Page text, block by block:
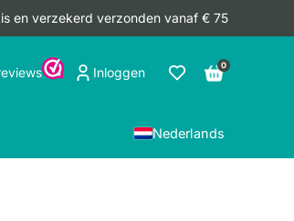
en verzekerd verzonden vanaf € 75
Inloggen 0
Nederlands